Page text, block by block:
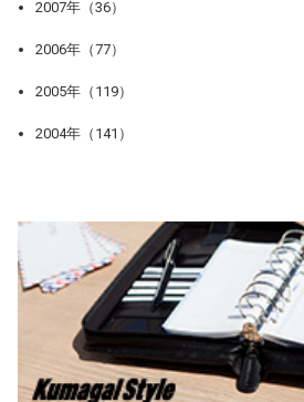
2007年（36）
2006年（77）
2005年（119）
2004年（141）